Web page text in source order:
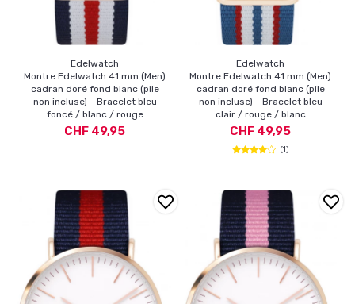
Edelwatch
Montre Edelwatch 41 mm (Men)
cadran doré fond blanc (pile
non incluse) - Bracelet bleu
foncé / blanc / rouge
CHF 49,95
Edelwatch
Montre Edelwatch 41 mm (Men)
cadran doré fond blanc (pile
non incluse) - Bracelet bleu
clair / rouge / blanc
CHF 49,95
(1)